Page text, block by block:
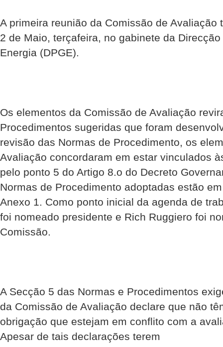
A primeira reunião da Comissão de Avaliação
2 de Maio, terça­feira, no gabinete da
Energia (DPGE).
Os elementos da Comissão de Avaliação
Procedimentos sugeridas que foram
revisão das Normas de Procedimento, os
Avaliação concordaram em estar vinculados
pelo ponto 5 do Artigo 8.o do Decreto
Normas de Procedimento adoptadas estão
Anexo 1. Como ponto inicial da agenda de
foi nomeado presidente e Rich Ruggiero foi
Comissão.
A Secção 5 das Normas e Procedimentos
da Comissão de Avaliação declare que não
obrigação que estejam em conflito com a
Apesar de tais declarações terem